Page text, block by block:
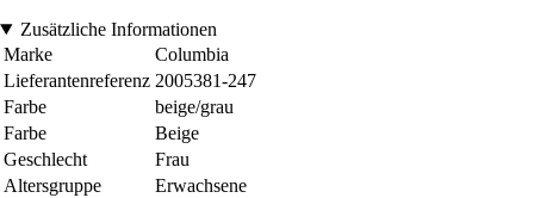
Zusätzliche Informationen
Marke
Columbia
Lieferantenreferenz 2005381-247
Farbe
beige/grau
Farbe
Beige
Geschlecht
Frau
Altersgruppe
Erwachsene